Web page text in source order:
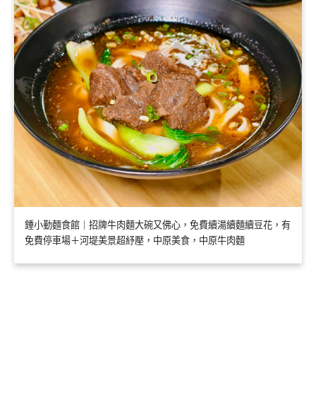
鍾小勤麵食館｜招牌牛肉麵大碗又佛心，免費續湯續麵續豆花，有
免費停車場＋河堤美景超紓壓，中原美食，中原牛肉麵